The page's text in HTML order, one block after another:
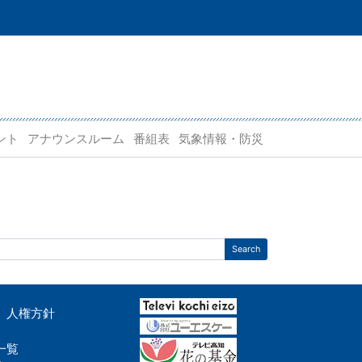
ト アナウンスルーム 番組表 気象情報・防災
人権方針
覧